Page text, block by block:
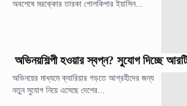
অবশেষে মরক্কোর তারকা গোলকিপার ইয়াসিন...
অভিনয়শিল্পী হওয়ার স্বপ্ন? সুযোগ দিচ্ছে
অভিনয়ের মাধ্যমে ক্যারিয়ার গড়তে আগ্রহীদের জন্য
নতুন সুযোগ নিয়ে এসেছে দেশের...